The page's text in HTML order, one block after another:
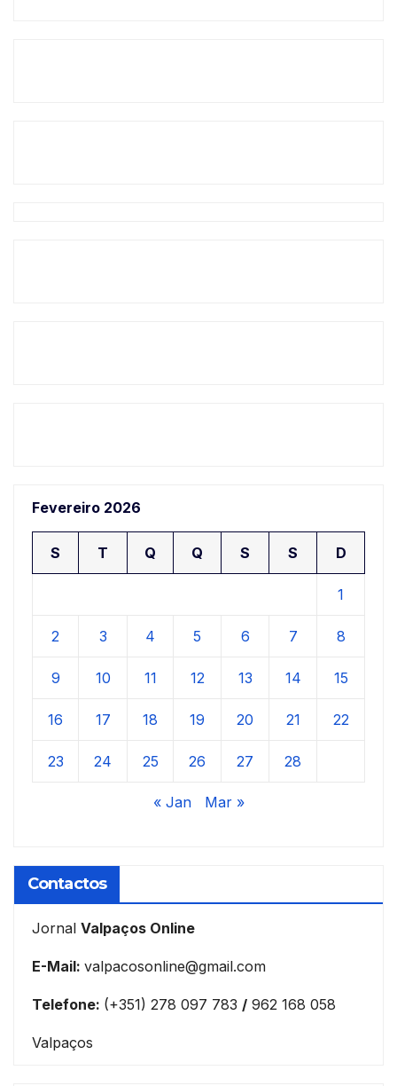
Fevereiro 2026
S T Q Q S S D
1
2 3 4 5 6 7 8
9 10 11 12 13 14 15
16 17 18 19 20 21 22
23 24 25 26 27 28
« Jan Mar »
Contactos
Jornal Valpaços Online
E-Mail: valpacosonline@gmail.com
Telefone: (+351) 278 097 783 / 962 168 058
Valpaços